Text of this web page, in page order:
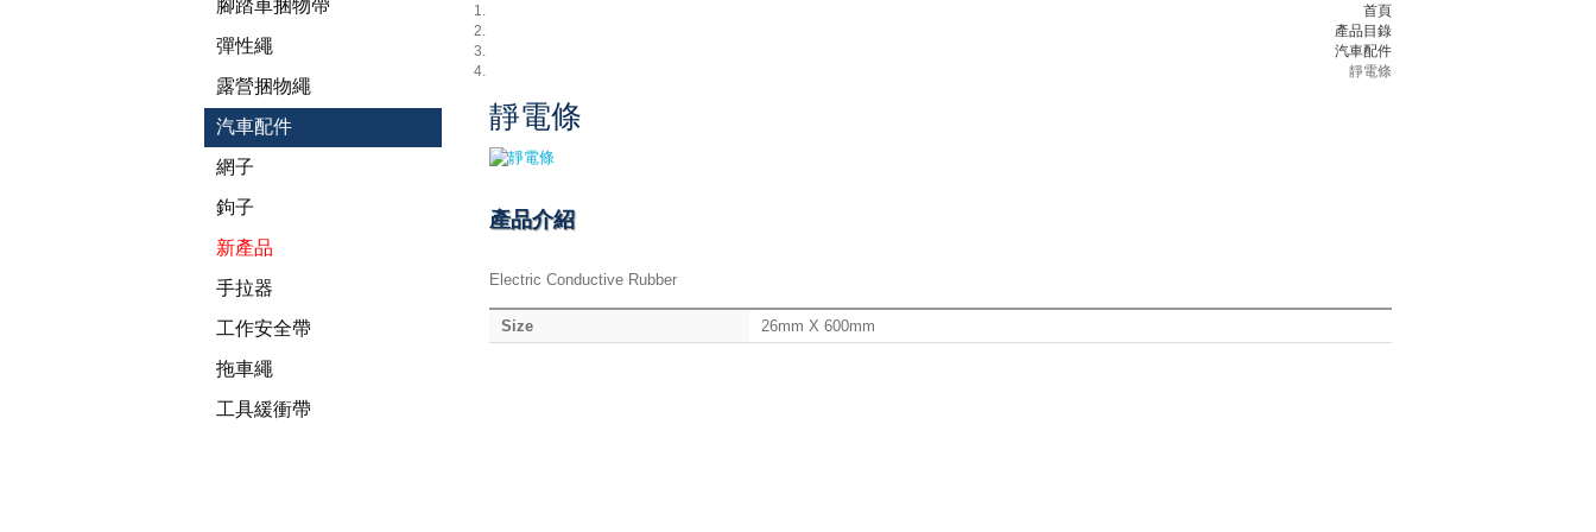
腳踏車捆物帶
彈性繩
露營捆物繩
汽車配件
網子
鉤子
新產品
手拉器
工作安全帶
拖車繩
工具緩衝帶
首頁
產品目錄
汽車配件
靜電條
靜電條
產品介紹
Electric Conductive Rubber
Size 26mm X 600mm